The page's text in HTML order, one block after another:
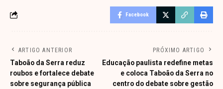
Facebook
ARTIGO ANTERIOR
Taboão da Serra reduz
roubos e fortalece debate
sobre segurança pública
PRÓXIMO ARTIGO
Educação paulista redefine metas
e coloca Taboão da Serra no
centro do debate sobre gestão